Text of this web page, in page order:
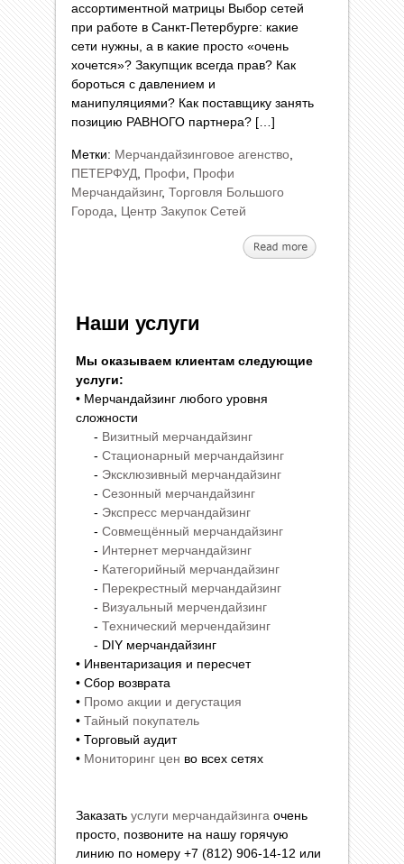
ассортиментной матрицы Выбор сетей
при работе в Санкт-Петербурге: какие
сети нужны, а в какие просто «очень
хочется»? Закупщик всегда прав? Как
бороться с давлением и
манипуляциями? Как поставщику занять
позицию РАВНОГО партнера? […]
Метки: Мерчандайзинговое агенство
ПЕТЕРФУД
Профи
Профи
Мерчандайзинг, Торговля Большого
Города
Центр Закупок Сетей
Наши услуги
Мы оказываем клиентам следующие
услуги:
• Мерчандайзинг любого уровня
сложности
- Визитный мерчандайзинг
- Стационарный мерчандайзинг
- Эксклюзивный мерчандайзинг
- Сезонный мерчандайзинг
- Экспресс мерчандайзинг
- Совмещённый мерчандайзинг
- Интернет мерчандайзинг
- Категорийный мерчандайзинг
- Перекрестный мерчандайзинг
- Визуальный мерчендайзинг
- Технический мерчендайзинг
- DIY мерчандайзинг
• Инвентаризация и пересчет
• Сбор возврата
• Промо акции и дегустация
• Тайный покупатель
• Торговый аудит
• Мониторинг цен во всех сетях
Заказать услуги мерчандайзинга очень
просто, позвоните на нашу горячую
линию по номеру +7 (812) 906-14-12 или